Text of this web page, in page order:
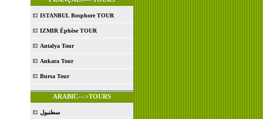
ISTANBUL Bosphore TOUR
IZMIR Éphèse TOUR
Antalya Tour
Ankara Tour
Bursa Tour
ARABIC--->TOURS
سطنبول